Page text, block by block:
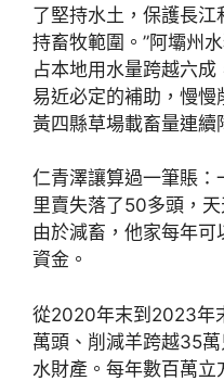
了堅持水土，保護長
持畜牧範圍。”阿壩州
占本地用水量跨越六
易近必定的補助，慢
黃四縣草場載畜量連續
仁青澤讓算過一筆賬
里賣失落了50多頭，
由於減畜，他家每年
資金。
從2020年末到2023年
萬頭、削減羊跨越35
水財產。每年數百萬